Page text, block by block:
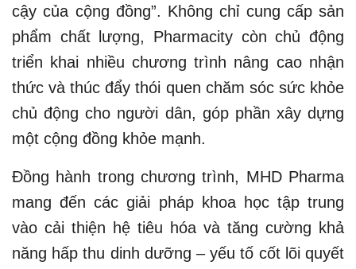
cậy của cộng đồng”. Không chỉ cung cấp sản
phẩm chất lượng, Pharmacity còn chủ động
triển khai nhiều chương trình nâng cao nhận
thức và thúc đẩy thói quen chăm sóc sức khỏe
chủ động cho người dân, góp phần xây dựng
một cộng đồng khỏe mạnh.
Đồng hành trong chương trình, MHD Pharma
mang đến các giải pháp khoa học tập trung
vào cải thiện hệ tiêu hóa và tăng cường khả
năng hấp thu dinh dưỡng – yếu tố cốt lõi quyết